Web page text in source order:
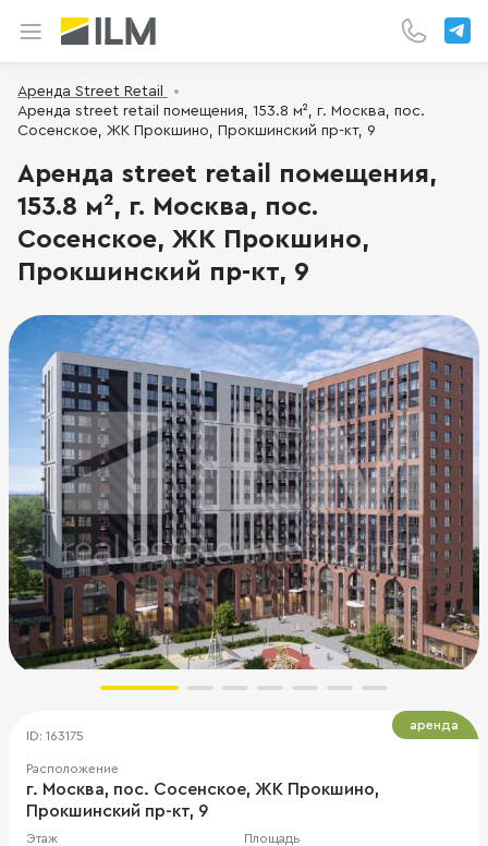
Аренда Street Retail
Аренда street retail помещения, 153.8 м², г. Москва, пос.
Сосенское, ЖК Прокшино, Прокшинский пр-кт, 9
Аренда street retail помещения,
153.8 м², г. Москва, пос.
Сосенское, ЖК Прокшино,
Прокшинский пр-кт, 9
ID: 163175
Расположение
г. Москва, пос. Сосенское, ЖК Прокшино,
Прокшинский пр-кт, 9
Этаж Площадь
аренда